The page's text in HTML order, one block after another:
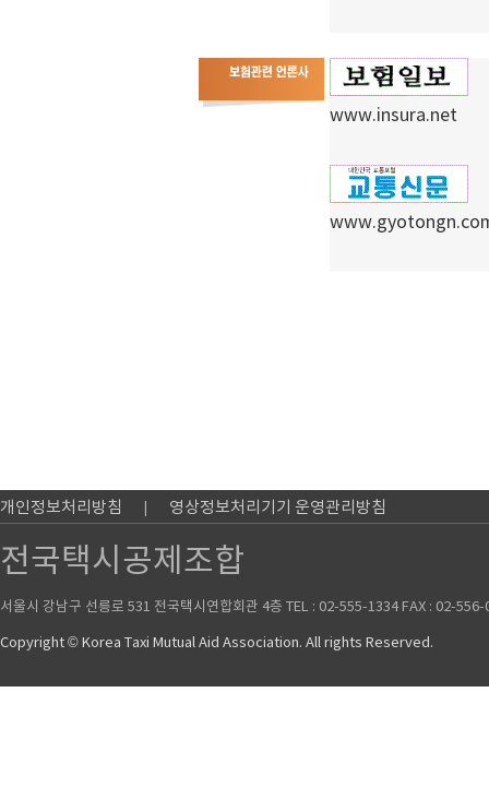
www.insura.net
개인정보처리방침 영상정보처리기기 운영관리방침
전국택시공제조합
서울시 강남구 선릉로 531 전국택시연합회관 4층 TEL : 02-555-1334 FAX : 02-
Copyright © Korea Taxi Mutual Aid Association. All rights Reserved.